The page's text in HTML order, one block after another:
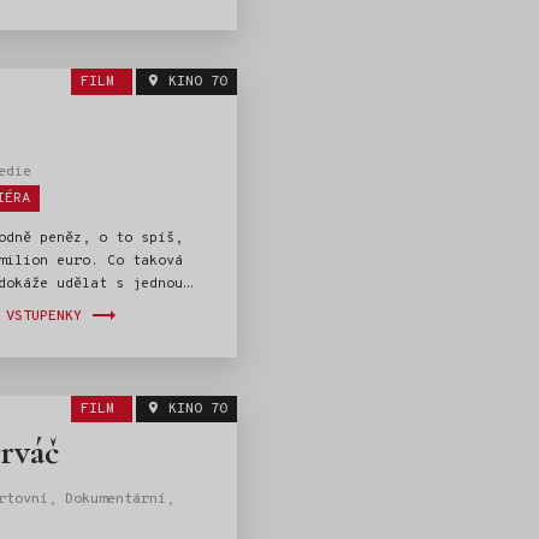
o zapeklité překážky,
neřešitelných
ani o oblíbená
FILM KINO 70
peněz, o to spíš,
euro. Co taková
udělat s jednou
děda (Jiří Lábus)
částku. Děda totiž
majetek – Slánskou
dost a ty si všechny
myslí, že se zbláznil.
tváří, že je tahle
v hlavách
soupeřit. A poté
FILM KINO 70
Dokumentární,